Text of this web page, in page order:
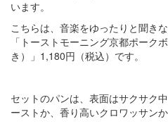
います。
こちらは、音楽をゆったりと聞き
「トーストモーニング京都ポーク
き）」1,180円（税込）です。
セットのパンは、表面はサクサク
ーストか、香り高いクロワッサンか